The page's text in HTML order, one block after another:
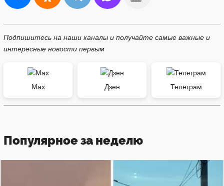
Подпишитесь на наши каналы и получайте самые важные и
интересные новости первым
Max Дзен Телеграм
Популярное за неделю